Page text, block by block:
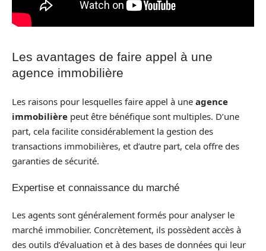
Les avantages de faire appel à une
agence immobilière
Les raisons pour lesquelles faire appel à une agence
immobilière peut être bénéfique sont multiples. D’une
part, cela facilite considérablement la gestion des
transactions immobilières, et d’autre part, cela offre des
garanties de sécurité.
Expertise et connaissance du marché
Les agents sont généralement formés pour analyser le
marché immobilier. Concrètement, ils possèdent accès à
des outils d’évaluation et à des bases de données qui leur